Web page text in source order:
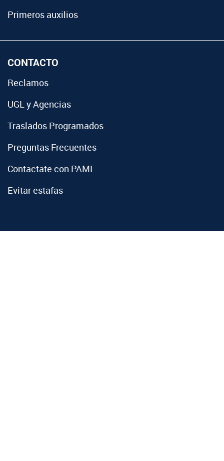
Primeros auxilios
CONTACTO
Reclamos
UGL y Agencias
Traslados Programados
Preguntas Frecuentes
Contactate con PAMI
Evitar estafas